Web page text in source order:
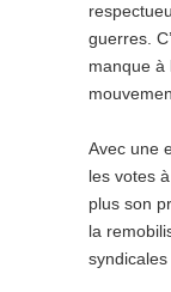
guerres.
manque à
Avec une
les votes
plus son
la
syndicales